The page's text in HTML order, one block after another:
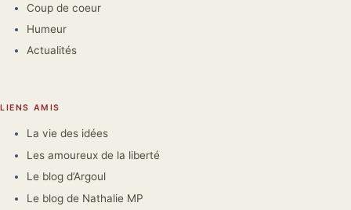
Coup de coeur
Humeur
Actualités
LIENS AMIS
La vie des idées
Les amoureux de la liberté
Le blog d’Argoul
Le blog de Nathalie MP